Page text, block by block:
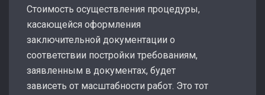
Стоимость осуществления процедуры,
касающейся оформления
заключительной документации о
соответствии постройки требованиям,
заявленным в документах, будет
зависеть от масштабности работ. Это тот